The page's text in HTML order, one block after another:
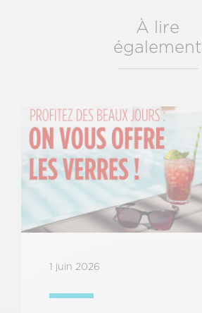
À lire
également
1 juin 2026